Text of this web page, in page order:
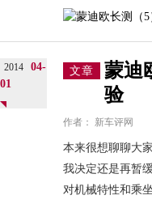
2014
04-
01
文章
蒙迪
验
作者： 新车评网
本来很想聊聊大
我决定还是再暂
对机械特性和乘